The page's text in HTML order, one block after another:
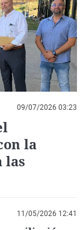
de los vientos
viajera
el perro y el
de
Viuda
Vasco
09/07/2026 03:23
la
las
11/05/2026 12:41